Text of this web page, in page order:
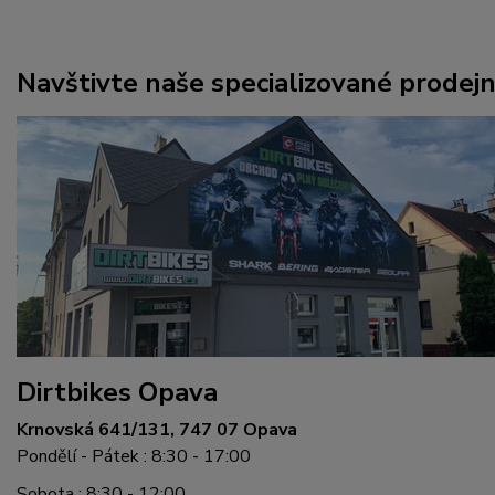
Navštivte naše specializované
Dirtbikes Opava
Krnovská 641/131, 747 07 Opava
Pondělí - Pátek : 8:30 - 17:00